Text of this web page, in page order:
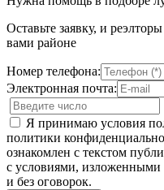
Оставьте заявку, и
вами районе
Номер телефона:
Электронная почта:
Я принимаю условия
политики
ознакомлен с текстом
с условиями,
и без оговорок.